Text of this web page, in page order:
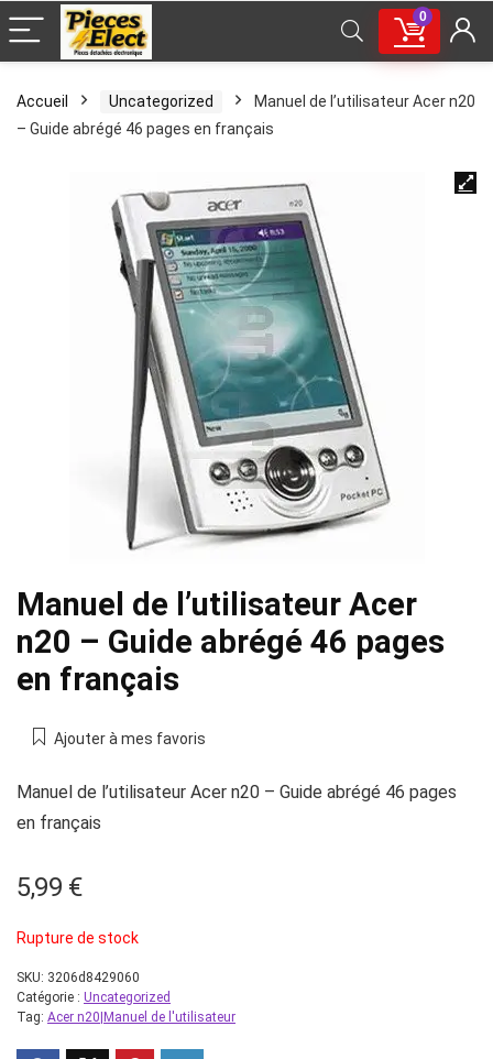
0
Accueil Uncategorized
Manuel de l’utilisateur Acer n20
– Guide abrégé 46 pages en français
Manuel de l’utilisateur Acer
n20 – Guide abrégé 46 pages
en français
Ajouter à mes favoris
Manuel de l’utilisateur Acer n20 – Guide abrégé 46 pages
en français
5,99 €
Rupture de stock
SKU: 3206d8429060
Catégorie : Uncategorized
Tag: Acer n20|Manuel de l'utilisateur